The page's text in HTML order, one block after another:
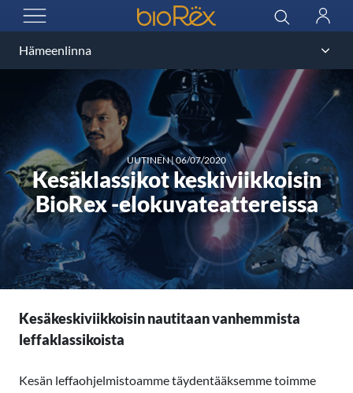
AVAA VALIKKO
BioRex Cinemas Haku
UUTINEN|06/07/2020
Kesäklassikot keskiviikkoisin
BioRex -elokuvateattereissa
Kesäkeskiviikkoisin nautitaan vanhemmista
leffaklassikoista
Kesän leffaohjelmistoamme täydentääksemme toimme